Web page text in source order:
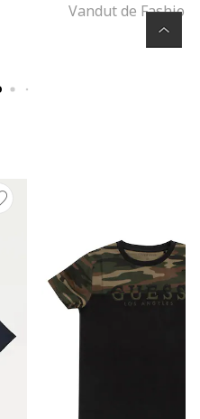
Vandut de Fashion